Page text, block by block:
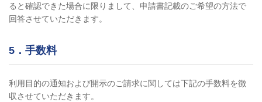
ると確認できた場合に限りまして、申請書記載のご希望の方法で
回答させていただきます。
5．手数料
利用目的の通知および開示のご請求に関しては下記の手数料を徴
収させていただきます。